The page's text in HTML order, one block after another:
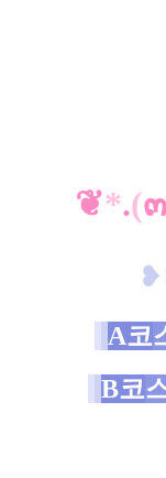
❦*.(๓
❥
A코
B코